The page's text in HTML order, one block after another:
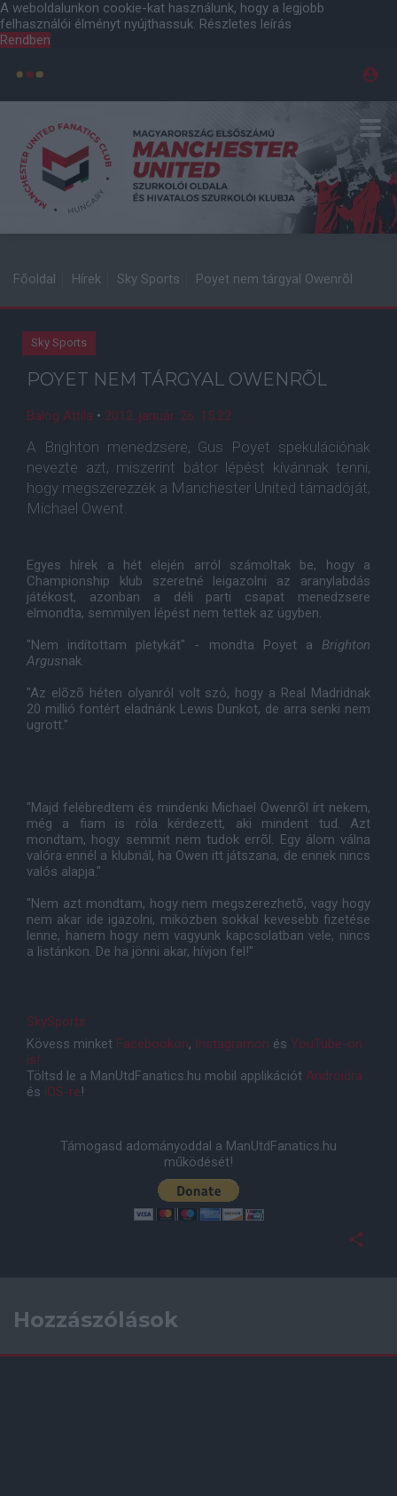
A weboldalunkon cookie-kat használunk, hogy a legjobb
felhasználói élményt nyújthassuk. Részletes leírás
Rendben
Főoldal Hírek Sky Sports Poyet nem tárgyal Owenrõl
Sky Sports
POYET NEM TÁRGYAL OWENRÕL
Balog Attila • 2012. január. 26. 15:22
A Brighton menedzsere, Gus Poyet spekulációnak
nevezte azt, miszerint bátor lépést kívánnak tenni,
hogy megszerezzék a Manchester United támadóját,
Michael Owent.
Egyes hírek a hét elején arról számoltak be, hogy a
Championship klub szeretné leigazolni az aranylabdás
játékost, azonban a déli parti csapat menedzsere
elmondta, semmilyen lépést nem tettek az ügyben.
"Nem indítottam pletykát" - mondta Poyet a Brighton
Argusnak.
"Az elõzõ héten olyanról volt szó, hogy a Real Madridnak
20 millió fontért eladnánk Lewis Dunkot, de arra senki nem
ugrott."
"Majd felébredtem és mindenki Michael Owenrõl írt nekem,
még a fiam is róla kérdezett, aki mindent tud. Azt
mondtam, hogy semmit nem tudok errõl. Egy álom válna
valóra ennél a klubnál, ha Owen itt játszana, de ennek nincs
valós alapja."
"Nem azt mondtam, hogy nem megszerezhetõ, vagy hogy
nem akar ide igazolni, miközben sokkal kevesebb fizetése
lenne, hanem hogy nem vagyunk kapcsolatban vele, nincs
a listánkon. De ha jönni akar, hívjon fel!"
SkySports
Kövess minket Facebookon, Instagramon és YouTube-on
is!
Töltsd le a ManUtdFanatics.hu mobil applikációt Androidra
és iOS-re!
Támogasd adományoddal a ManUtdFanatics.hu
működését!
Hozzászólások